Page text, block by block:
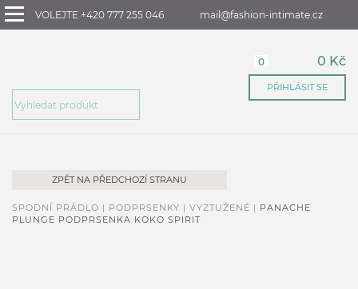
VOLEJTE +420 777 255 046 mail@fashion-intimate.cz
0 0 Kč
PŘIHLÁSIT SE
ZPĚT NA PŘEDCHOZÍ STRANU
SPODNÍ PRÁDLO | PODPRSENKY | VYZTUŽENÉ | PANACHE
PLUNGE PODPRSENKA KOKO SPIRIT